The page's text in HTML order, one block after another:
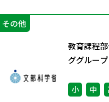
その他
教育課程
ググルー
小 中